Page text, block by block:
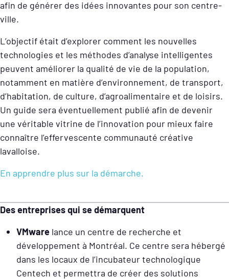
afin de générer des idées innovantes pour son centre-
ville.
L’objectif était d’explorer comment les nouvelles
technologies et les méthodes d’analyse intelligentes
peuvent améliorer la qualité de vie de la population,
notamment en matière d’environnement, de transport,
d’habitation, de culture, d’agroalimentaire et de loisirs.
Un guide sera éventuellement publié afin de devenir
une véritable vitrine de l’innovation pour mieux faire
connaître l’effervescente communauté créative
lavalloise.
En apprendre plus sur la démarche.
Des entreprises qui se démarquent
VMware lance un centre de recherche et
développement à Montréal. Ce centre sera hébergé
dans les locaux de l’incubateur technologique
Centech et permettra de créer des solutions